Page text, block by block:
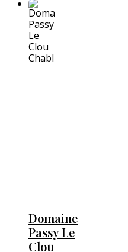
Domaine
Passy Le
Clou